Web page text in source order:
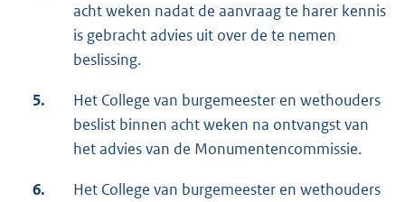
acht weken nadat de aanvraag te harer kennis
is gebracht advies uit over de te nemen
beslissing.
5.
Het College van burgemeester en wethouders
beslist binnen acht weken na ontvangst van
het advies van de Monumentencommissie.
6.
Het College van burgemeester en wethouders